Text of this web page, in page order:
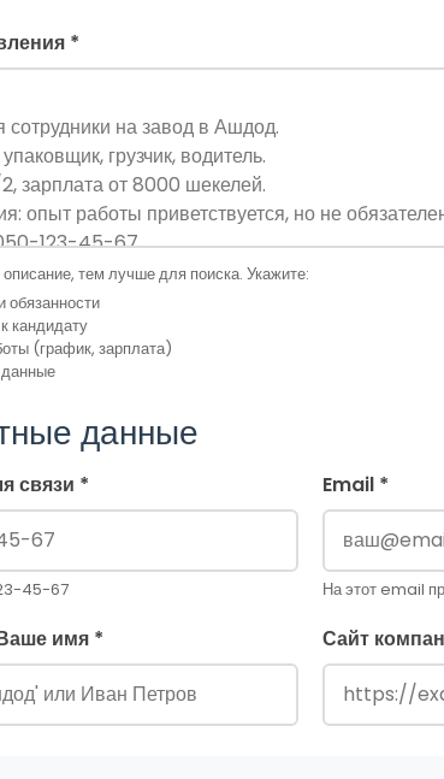
*
тем лучше для поиска. Укажите:
обязанности
кандидату
(график, зарплата)
данные
связи *
45-67
Email *
На этот email
имя * Сайт